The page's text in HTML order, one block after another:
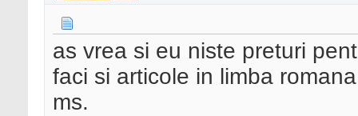
as vrea si eu niste preturi
faci si articole in limba
ms.